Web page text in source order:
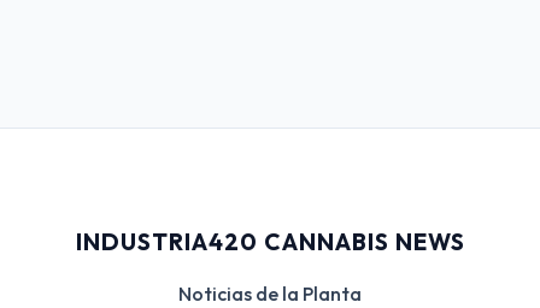
INDUSTRIA420 CANNABIS NEWS
Noticias de la Planta